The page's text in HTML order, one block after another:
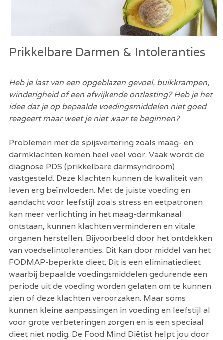
Prikkelbare Darmen & Intoleranties
Heb je last van een opgeblazen gevoel, buikkrampen,
winderigheid of een afwijkende ontlasting? Heb je het
idee dat je op bepaalde voedingsmiddelen niet goed
reageert maar weet je niet waar te beginnen?
Problemen met de spijsvertering zoals maag- en
darmklachten komen heel veel voor. Vaak wordt de
diagnose PDS (prikkelbare darmsyndroom)
vastgesteld. Deze klachten kunnen de kwaliteit van
leven erg beïnvloeden. Met de juiste voeding en
aandacht voor leefstijl zoals stress en eetpatronen
kan meer verlichting in het maag-darmkanaal
ontstaan, kunnen klachten verminderen en vitale
organen herstellen. Bijvoorbeeld door het ontdekken
van voedselintoleranties. Dit kan door middel van het
FODMAP-beperkte dieet. Dit is een eliminatiedieet
waarbij bepaalde voedingsmiddelen gedurende een
periode uit de voeding worden gelaten om te kunnen
zien of deze klachten veroorzaken. Maar soms
kunnen kleine aanpassingen in voeding en leefstijl al
voor grote verbeteringen zorgen en is een speciaal
dieet niet nodig. De Food Mind Diëtist helpt jou door